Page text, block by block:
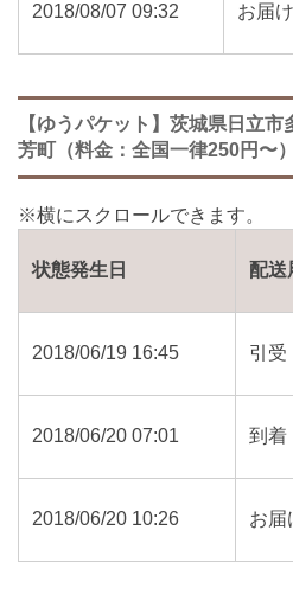
2018/08/07 09:32 お届
【ゆうパケット】茨城県日立
芳町（料金：全国一律250円〜）
状態発生日 配送
2018/06/19 16:45 引受
2018/06/20 07:01 到着
2018/06/20 10:26 お届